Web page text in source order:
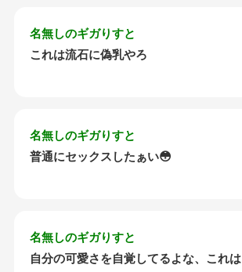
名無しのギガりすと
これは流石に偽乳やろ
名無しのギガりすと
普通にセックスしたぁい😳
名無しのギガりすと
自分の可愛さを自覚してるよな、これは